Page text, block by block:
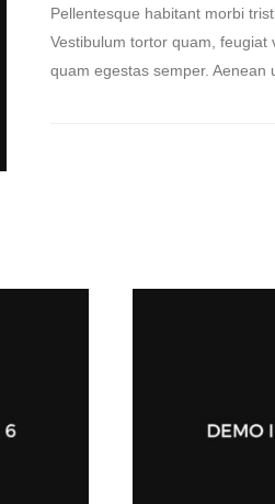
Pellentesque habitant morbi
Vestibulum tortor quam,
quam egestas semper. Aenean